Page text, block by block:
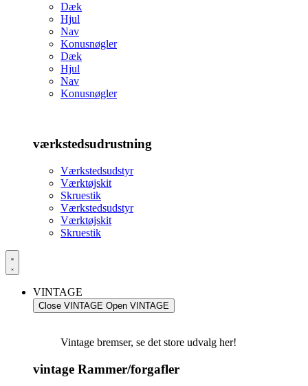
Dæk
Hjul
Nav
Konusnøgler
Dæk
Hjul
Nav
Konusnøgler
værkstedsudrustning
Værkstedsudstyr
Værktøjskit
Skruestik
Værkstedsudstyr
Værktøjskit
Skruestik
VINTAGE
Close VINTAGE Open VINTAGE
Vintage bremser, se det store udvalg her!
vintage Rammer/forgafler